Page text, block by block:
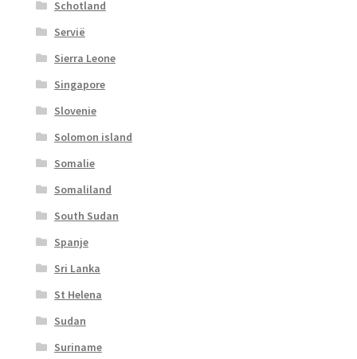
Schotland
Servië
Sierra Leone
Singapore
Slovenie
Solomon island
Somalie
Somaliland
South Sudan
Spanje
Sri Lanka
St Helena
Sudan
Suriname